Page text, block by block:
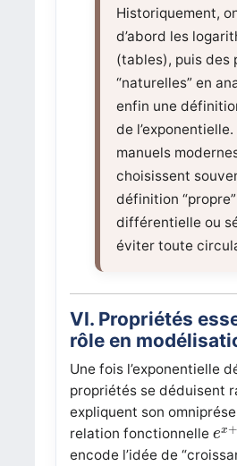
Historiquement,
d’abord les
(tables), puis des
“naturelles” en
enfin une
de l’exponentielle.
manuels
choisissent
définition
différentielle ou
éviter toute
VI. Propriétés
rôle en
Une fois l’exponentielle
propriétés se déduisent
expliquent son
relation fonctionnelle ex+
ex
encode l’idée de